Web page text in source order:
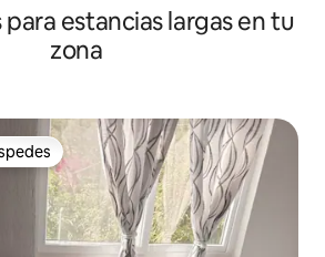
estancias largas en tu
zona